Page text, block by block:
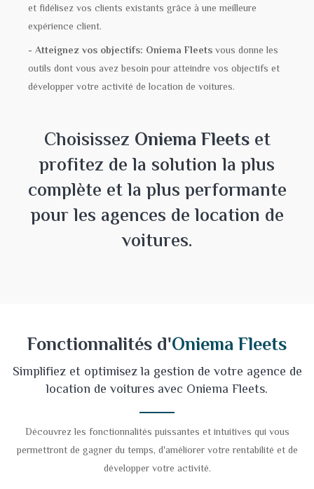
et fidélisez vos clients existants grâce à une meilleure
expérience client.
- Atteignez vos objectifs: Oniema Fleetsvous donne les
outils dont vous avez besoin pour atteindre vos objectifs et
développer votre activité de location de voitures.
Choisissez Oniema Fleetset
profitez de la solution la plus
complète et la plus performante
pour les agences de location de
voitures.
Fonctionnalités d'Oniema Fleets
Simplifiez et optimisez la gestion de votre agence de
location de voitures avec Oniema Fleets.
Découvrez les fonctionnalités puissantes et intuitives qui vous
permettront de gagner du temps, d'améliorer votre rentabilité et de
développer votre activité.